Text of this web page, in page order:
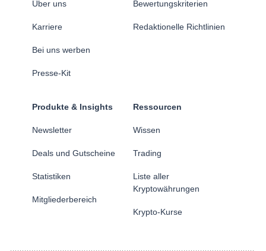
Über uns
Karriere
Bei uns werben
Presse-Kit
Bewertungskriterien
Redaktionelle Richtlinien
Produkte & Insights
Newsletter
Deals und Gutscheine
Statistiken
Mitgliederbereich
Ressourcen
Wissen
Trading
Liste aller
Kryptowährungen
Krypto-Kurse